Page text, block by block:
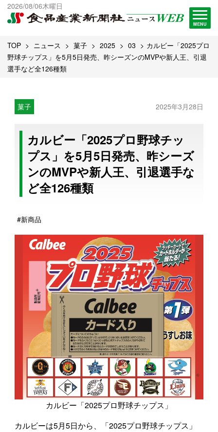
2026/08/06木曜日
MENU
出版物一覧へ
試読・購読申し込み
TOP ニュース 菓子 2025 03
カルビー「2025プロ
野球チップス」を5月5日発売、昨シーズンのMVPや新人王、引退
選手など全126種類
菓子 2025年3月28日
カルビー「2025プロ野球チッ
プス」を5月5日発売、昨シーズ
ンのMVPや新人王、引退選手な
ど全126種類
#新商品
カルビー「2025プロ野球チップス」
カルビーは5月5日から、「2025プロ野球チップス」